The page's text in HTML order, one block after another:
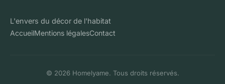
L'envers du décor de l'habitat
AccueilMentions légalesContact
© 2026 Homelyame. Tous droits réservés.